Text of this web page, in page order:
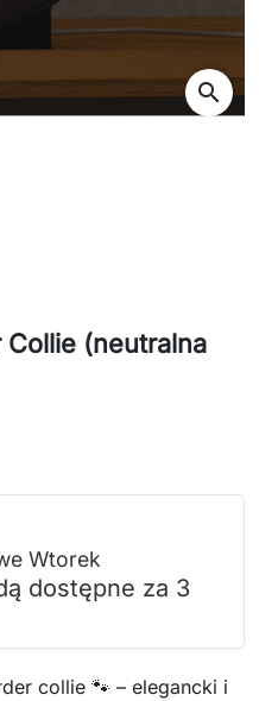
search
(neutralna
Wtorek
dostępne za 3
collie 🐾 – elegancki i